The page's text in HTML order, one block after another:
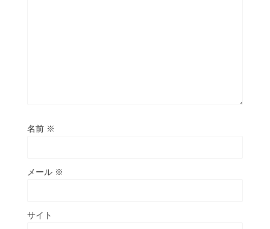
名前 ※
メール ※
サイト